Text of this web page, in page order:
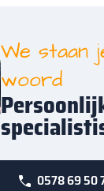
We staan
woord
0578 69 50